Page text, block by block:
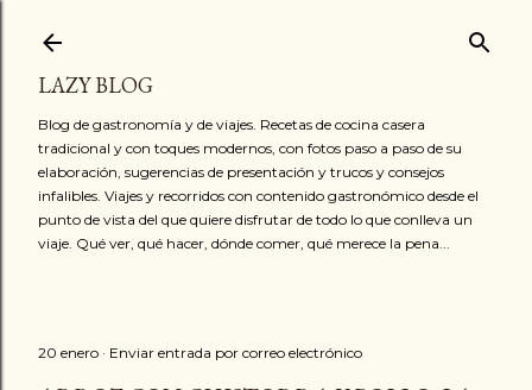
LAZY BLOG
Blog de gastronomía y de viajes. Recetas de cocina casera
tradicional y con toques modernos, con fotos paso a paso de su
elaboración, sugerencias de presentación y trucos y consejos
infalibles. Viajes y recorridos con contenido gastronómico desde el
punto de vista del que quiere disfrutar de todo lo que conlleva un
viaje. Qué ver, qué hacer, dónde comer, qué merece la pena...
20 enero Enviar entrada por correo electrónico